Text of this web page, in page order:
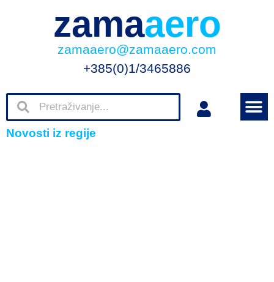
zamaaero
zamaaero@zamaaero.com
+385(0)1/3465886
Novosti iz regije